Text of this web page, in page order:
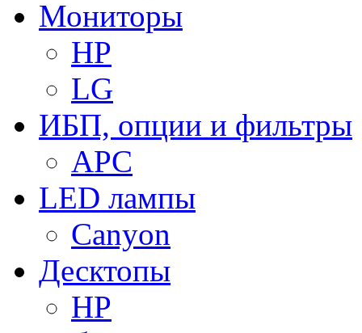
Мониторы
HP
LG
ИБП, опции и фильтры
APC
LED лампы
Canyon
Десктопы
HP